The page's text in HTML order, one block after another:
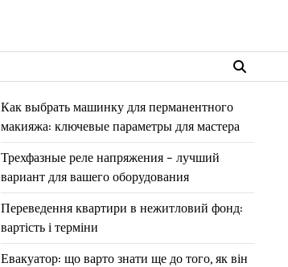
Как выбрать машинку для перманентного
макияжа: ключевые параметры для мастера
Трехфазные реле напряжения – лучший
вариант для вашего оборудования
Переведення квартири в нежитловий фонд:
вартість і терміни
Евакуатор: що варто знати ще до того, як він